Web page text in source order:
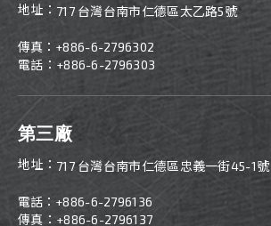
地址： 717 台灣台南市仁德區太乙路5號
傳真： +886-6-2796302
電話：+886-6-2796303
第三廠
地址： 717 台灣台南市仁德區忠義一街45-1號
電話： +886-6-2796136
傳真：+886-6-2796137